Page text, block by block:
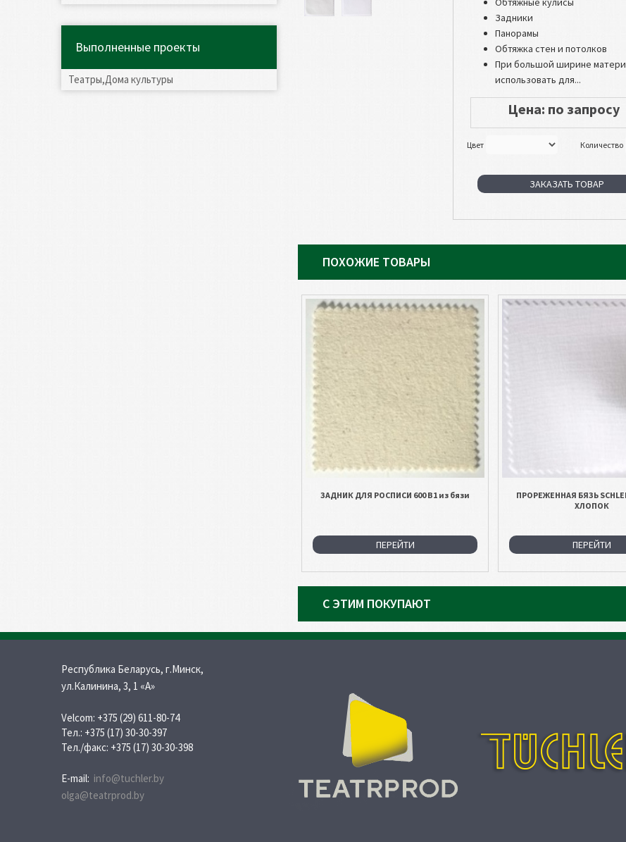
Выполненные проекты
Театры,Дома культуры
Задники
Панорамы
Обтяжка стен и потолков
При большой ширине
использовать для...
Цена: по запросу
Цвет Количество
ЗАКАЗАТЬ ТОВАР
ПОХОЖИЕ ТОВАРЫ
ЗАДНИК ДЛЯ РОСПИСИ 600 B1 из бязи
ПЕРЕЙТИ
ПРОРЕЖЕННАЯ БЯЗЬ
ХЛОПОК
ПЕРЕЙТИ
С ЭТИМ ПОКУПАЮТ
Республика Беларусь, г.Минск,
ул.Калинина, 3, 1 «A»
Velcom: +375 (29) 611-80-74
Тел.: +375 (17) 30-30-397
Тел./факс: +375 (17) 30-30-398
E-mail: info@tuchler.by
olga@teatrprod.by